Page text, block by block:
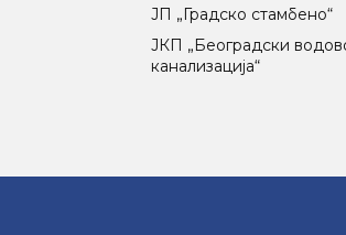
ЈП „Градско стамбено“
ЈКП „Београдски
канализација“